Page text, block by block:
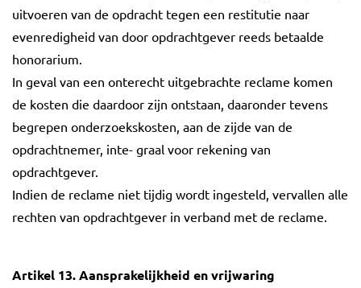
uitvoeren van de opdracht tegen een restitutie naar
evenredigheid van door opdrachtgever reeds betaalde
honorarium.
In geval van een onterecht uitgebrachte reclame komen
de kosten die daardoor zijn ontstaan, daaronder tevens
begrepen onderzoekskosten, aan de zijde van de
opdrachtnemer, inte- graal voor rekening van
opdrachtgever.
Indien de reclame niet tijdig wordt ingesteld, vervallen alle
rechten van opdrachtgever in verband met de reclame.
Artikel 13. Aansprakelijkheid en vrijwaring